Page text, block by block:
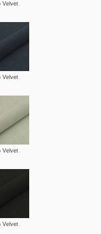
Velvet
Velvet
Velvet
Velvet